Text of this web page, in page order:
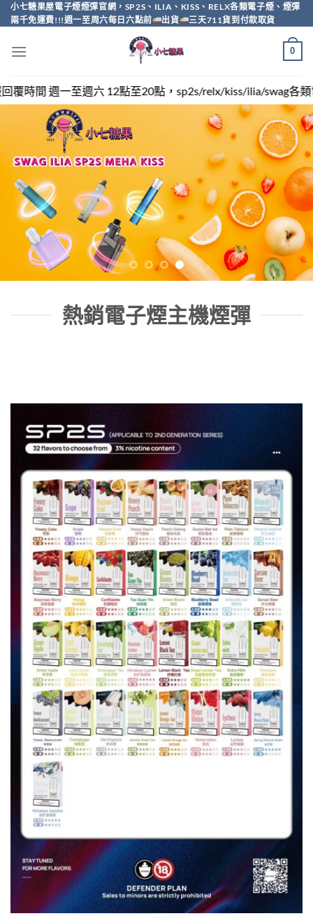
Skip
to
小七糖果屋電子煙煙彈官網，SP2S、ILIA、KISS、RELX各類電子煙、煙彈
兩千免運費!!!週一至周六每日六點前
出貨 三天711貨到付款取貨
0
至20點，sp2s/relx/kiss/ilia/swag各類電子煙煙彈買越多越便
熱銷電子煙主機煙彈